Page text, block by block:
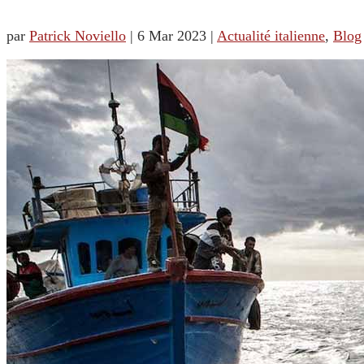
par Patrick Noviello | 6 Mar 2023 | Actualité italienne, Blog